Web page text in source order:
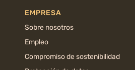
EMPRESA
Sobre nosotros
Empleo
Compromiso de sostenibilidad